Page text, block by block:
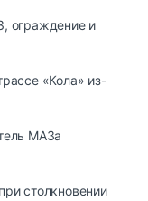
ограждение и
«Кола» из-
МАЗа
столкновении